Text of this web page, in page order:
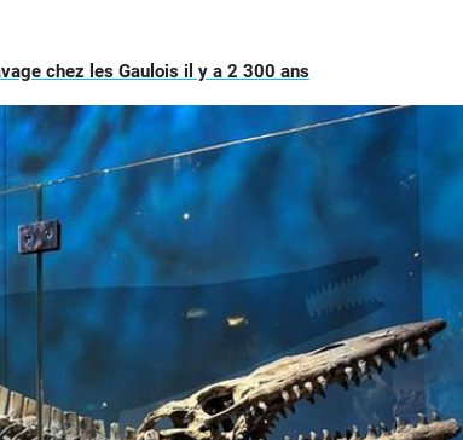
chez les Gaulois il y a 2 300 ans